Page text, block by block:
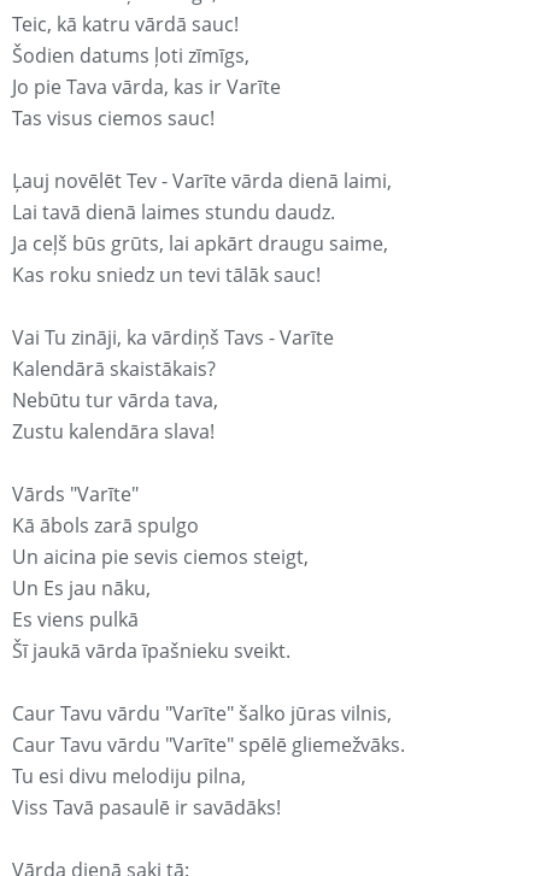
Teic, kā katru vārdā sauc!
Šodien datums ļoti zīmīgs,
Jo pie Tava vārda, kas ir Varīte
Tas visus ciemos sauc!
Ļauj novēlēt Tev - Varīte vārda dienā laimi,
Lai tavā dienā laimes stundu daudz.
Ja ceļš būs grūts, lai apkārt draugu saime,
Kas roku sniedz un tevi tālāk sauc!
Vai Tu zināji, ka vārdiņš Tavs - Varīte
Kalendārā skaistākais?
Nebūtu tur vārda tava,
Zustu kalendāra slava!
Vārds "Varīte"
Kā ābols zarā spulgo
Un aicina pie sevis ciemos steigt,
Un Es jau nāku,
Es viens pulkā
Šī jaukā vārda īpašnieku sveikt.
Caur Tavu vārdu "Varīte" šalko jūras vilnis,
Caur Tavu vārdu "Varīte" spēlē gliemežvāks.
Tu esi divu melodiju pilna,
Viss Tavā pasaulē ir savādāks!
Vārda dienā saki tā: